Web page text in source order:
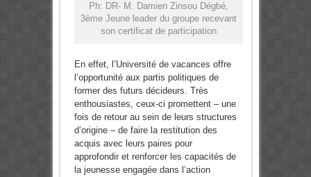
Ph: DR- M. Damien Zinsou Dégbé,
3ème Jeune leader du groupe recevant
son certificat de participation
En effet, l’Université de vacances offre
l’opportunité aux partis politiques de
former des futurs décideurs. Très
enthousiastes, ceux-ci promettent – une
fois de retour au sein de leurs structures
d’origine – de faire la restitution des
acquis avec leurs paires pour
approfondir et renforcer les capacités de
la jeunesse engagée dans l’action